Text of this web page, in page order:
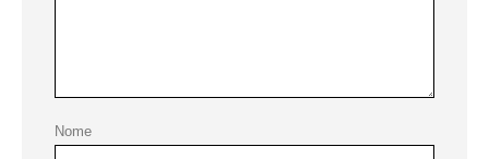
Nome